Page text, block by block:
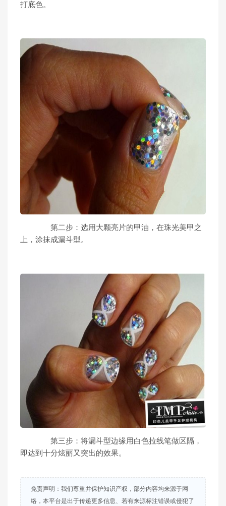
打底色。
第二步：选用大颗亮片的甲油，在珠光美甲之
上，涂抹成漏斗型。
第三步：将漏斗型边缘用白色拉线笔做区隔，
即达到十分炫丽又突出的效果。
免责声明：我们尊重并保护知识产权，部分内容均来源于网
络，本平台是出于传递更多信息、若有来源标注错误或侵犯了